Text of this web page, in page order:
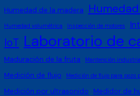
Humedad de la madera
Humedad volumétrica Inspección de motores
IoT Laboratorio de
Maduración de la fruta Mantención
Medición de flujo
Medición de flujo para pozo
Medición por ultrasonido Medidor de